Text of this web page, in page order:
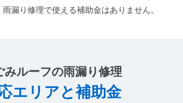
漏り修理で使える補助金はありません。
みルーフの雨漏り修理
エリアと補助金